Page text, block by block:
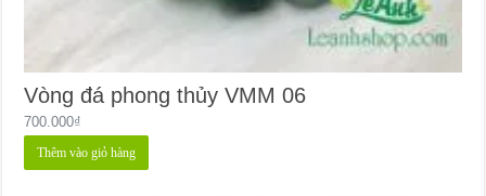
Vòng đá phong thủy VMM 06
700.000₫
Thêm vào giỏ hàng